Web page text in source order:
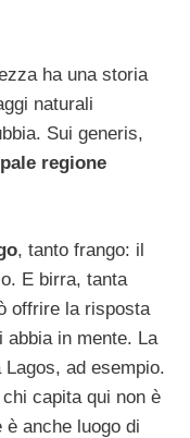
ha una storia
naturali
Sui generis,
regione
, tanto frango: il
E birra, tanta
offrire la risposta
in mente. La
ad esempio.
capita qui non è
è anche luogo di